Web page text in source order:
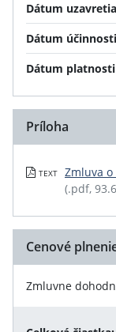
Dátum
Dátum
Dátum
Príloha
TEXT
Zmluva
(.pdf,
Cenové
Zmluvne